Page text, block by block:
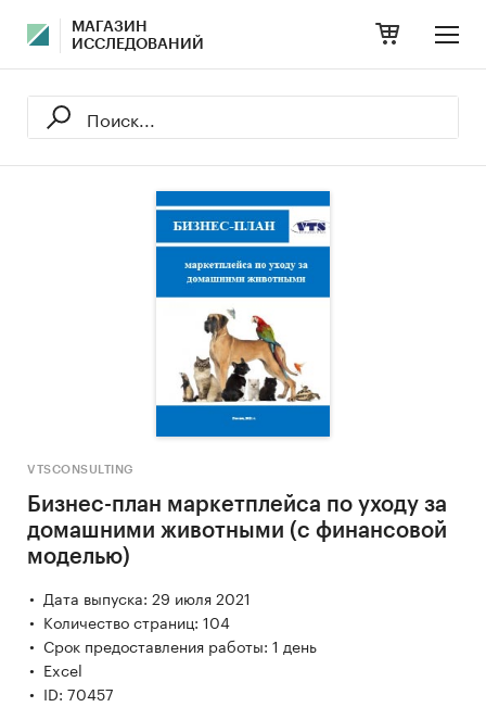
МАГАЗИН
ИССЛЕДОВАНИЙ
VTSCONSULTING
Бизнес-план маркетплейса по уходу за
домашними животными (с финансовой
моделью)
Дата выпуска: 29 июля 2021
Количество страниц: 104
Срок предоставления работы: 1 день
Excel
ID: 70457